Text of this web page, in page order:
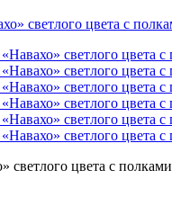
светлого цвета с полками